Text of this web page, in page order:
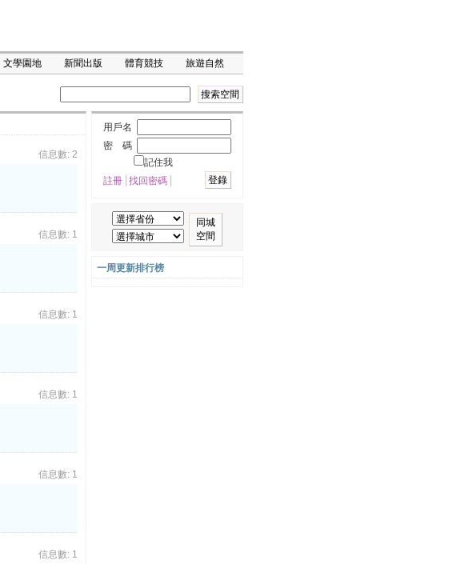
文學園地 新聞出版 體育競技 旅遊自然
搜索空間
用戶名
密 碼
記住我
登錄
註冊 找回密碼
同城
空間
一周更新排行榜
信息數: 2
信息數: 1
信息數: 1
信息數: 1
信息數: 1
信息數: 1